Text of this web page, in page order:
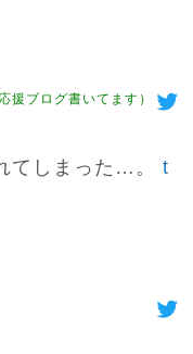
援ブログ書いてます）
てしまった…。 t